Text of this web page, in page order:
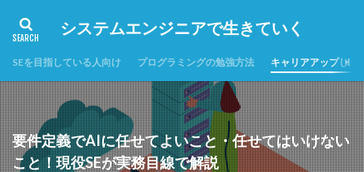
システムエンジニアで生きていく
SEを目指している人向け プログラミングの勉強方法 キャリアアップした
要件定義でAIに任せてよいこと・任せてはいけない
こと！現役SEが実務目線で解説